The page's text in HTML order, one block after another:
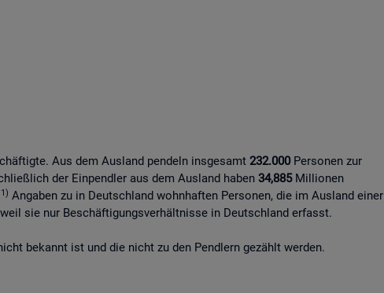
Aus dem Ausland pendeln insgesamt 232.000Personen zur
der Einpendler aus dem Ausland haben 34,885Millionen
1) Angaben zu in Deutschland wohnhaften Personen, die im Ausland einer
sie nur Beschäftigungsverhältnisse in Deutschland erfasst.
bekannt ist und die nicht zu den Pendlern gezählt werden.